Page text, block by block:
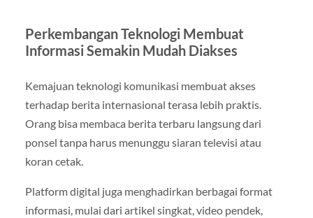
Perkembangan Teknologi Membuat
Informasi Semakin Mudah Diakses
Kemajuan teknologi komunikasi membuat akses
terhadap berita internasional terasa lebih praktis.
Orang bisa membaca berita terbaru langsung dari
ponsel tanpa harus menunggu siaran televisi atau
koran cetak.
Platform digital juga menghadirkan berbagai format
informasi, mulai dari artikel singkat, video pendek,